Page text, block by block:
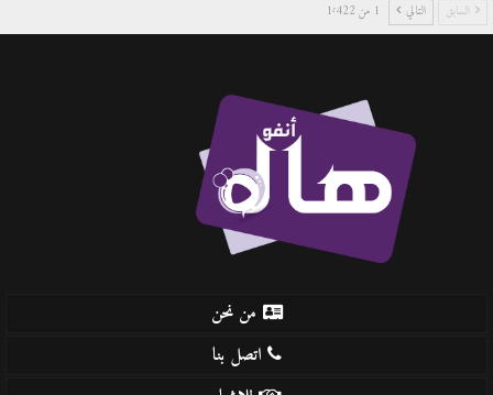
السابق التالي 1 من 1٬422
من نحن
اتصل بنا